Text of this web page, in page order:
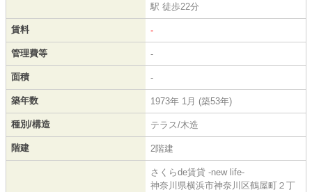
駅 徒歩22分
賃料 -
管理費等 -
面積 -
築年数 1973年 1月 (築53年)
種別/構造 テラス/木造
階建 2階建
さくらde賃貸 -new life-
神奈川県横浜市神奈川区鶴屋町２丁